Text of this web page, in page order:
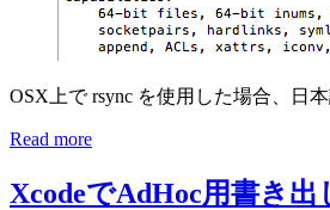
OSX上で rsync を使用した場合、日
Read more
XcodeでAdHoc用書き